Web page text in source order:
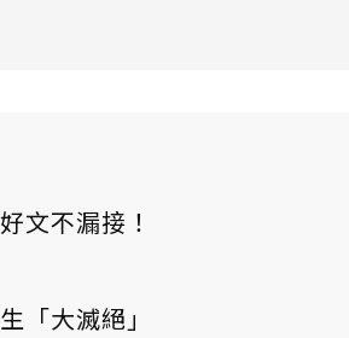
文不漏接！
「大滅絕」